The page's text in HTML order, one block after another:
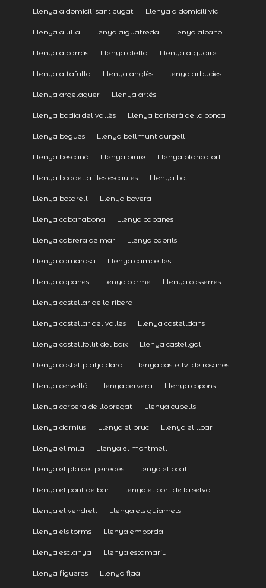
Llenya a domicili sant cugat Llenya a domicili vic
Llenya a ulla Llenya aiguafreda Llenya alcanó
Llenya alcarràs Llenya alella Llenya alguaire
Llenya altafulla Llenya anglès Llenya arbucies
Llenya argelaguer Llenya artés
Llenya badia del vallès Llenya barberà de la conca
Llenya begues Llenya bellmunt durgell
Llenya bescanó Llenya biure Llenya blancafort
Llenya boadella i les escaules Llenya bot
Llenya botarell Llenya bovera
Llenya cabanabona Llenya cabanes
Llenya cabrera de mar Llenya cabrils
Llenya camarasa Llenya campelles
Llenya capanes Llenya carme Llenya casserres
Llenya castellar de la ribera
Llenya castellar del valles Llenya castelldans
Llenya castellfollit del boix Llenya castellgalí
Llenya castellplatja daro Llenya castellví de rosanes
Llenya cervelló Llenya cervera Llenya copons
Llenya corbera de llobregat Llenya cubells
Llenya darnius Llenya el bruc Llenya el lloar
Llenya el milà Llenya el montmell
Llenya el pla del penedès Llenya el poal
Llenya el pont de bar Llenya el port de la selva
Llenya el vendrell Llenya els guiamets
Llenya els torms Llenya emporda
Llenya esclanya Llenya estamariu
Llenya figueres Llenya flaà